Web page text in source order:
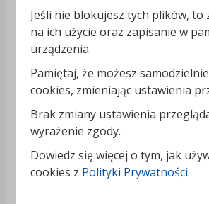
Jeśli nie blokujesz tych plików, to
na ich użycie oraz zapisanie w
urządzenia.
Pamiętaj, że możesz
cookies, zmieniając ustawienia
Brak zmiany ustawienia
wyrażenie zgody.
Dowiedz się więcej o tym, jak
cookies z Polityki Prywatności.